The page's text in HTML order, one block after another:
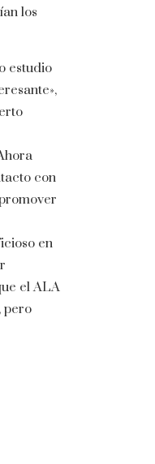
los
estudio
con
en
el ALA
pero